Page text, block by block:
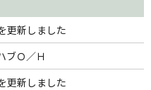
更新しました
ブＯ／Ｈ
更新しました